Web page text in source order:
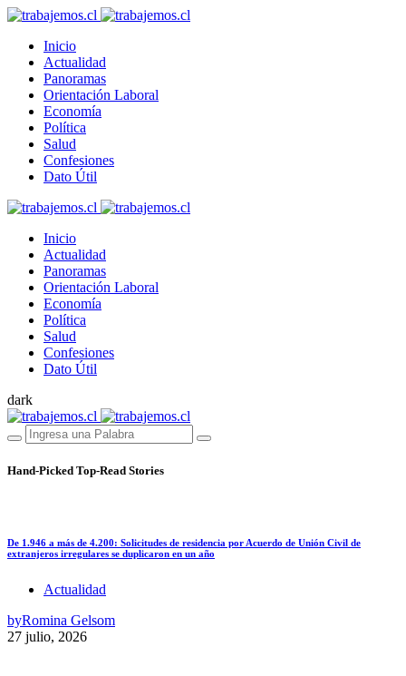
Inicio
Actualidad
Panoramas
Orientación Laboral
Economía
Política
Salud
Confesiones
Dato Útil
Inicio
Actualidad
Panoramas
Orientación Laboral
Economía
Política
Salud
Confesiones
Dato Útil
dark
Hand-Picked Top-Read Stories
De 1.946 a más de 4.200: Solicitudes de residencia por Acuerdo de Unión Civil de
extranjeros irregulares se duplicaron en un año
Actualidad
byRomina Gelsom
27 julio, 2026